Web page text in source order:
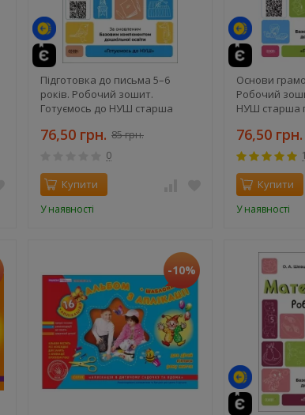
Підготовка до письма 5–6
років. Робочий зошит.
Готуємось до НУШ старша
76,50 грн. 85 грн.
0
Купити
У наявності
Основи
Робочий
НУШ старша
76,50 грн.
1
Купити
У наявності
-10%